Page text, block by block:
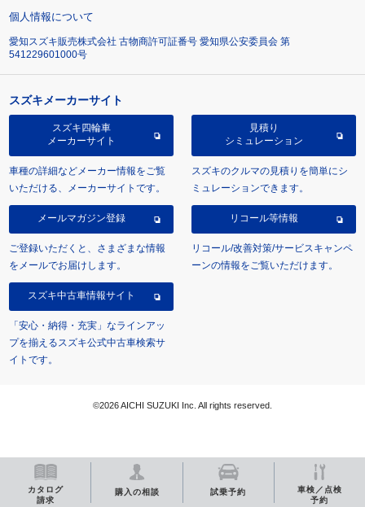
カタログ
請求
購入の相談 試乗予約
車検／点検
予約
個人情報について
愛知スズキ販売株式会社 古物商許可証番号 愛知県公安委員会 第
541229601000号
スズキメーカーサイト
スズキ四輪車
メーカーサイト
車種の詳細などメーカー情報をご覧
いただける、メーカーサイトです。
見積り
シミュレーション
スズキのクルマの見積りを簡単にシ
ミュレーションできます。
メールマガジン登録
ご登録いただくと、さまざまな情報
をメールでお届けします。
リコール等情報
リコール/改善対策/サービスキャンペ
ーンの情報をご覧いただけます。
スズキ中古車情報サイト
「安心・納得・充実」なラインアッ
プを揃えるスズキ公式中古車検索サ
イトです。
©2026 AICHI SUZUKI Inc. All rights reserved.